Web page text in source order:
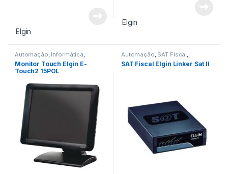
Elgin
Elgin
Automação, Informática,
Monitor Led e Touch , Monitor
Touch
Monitor Touch Elgin E-
Touch2 15POL
Automação, SAT Fiscal,
Tecnologia Fiscal
SAT Fiscal Elgin Linker Sat II